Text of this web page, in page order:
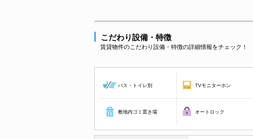
こだわり設備・特徴
賃貸物件のこだわり設備・特徴の詳細情報をチェック！
バス・トイレ別 TVモニターホン
敷地内ゴミ置き場 オートロック